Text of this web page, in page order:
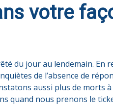
votre
du jour au lendemain. En
de l’absence de
aussi plus de morts
quand nous prenons le